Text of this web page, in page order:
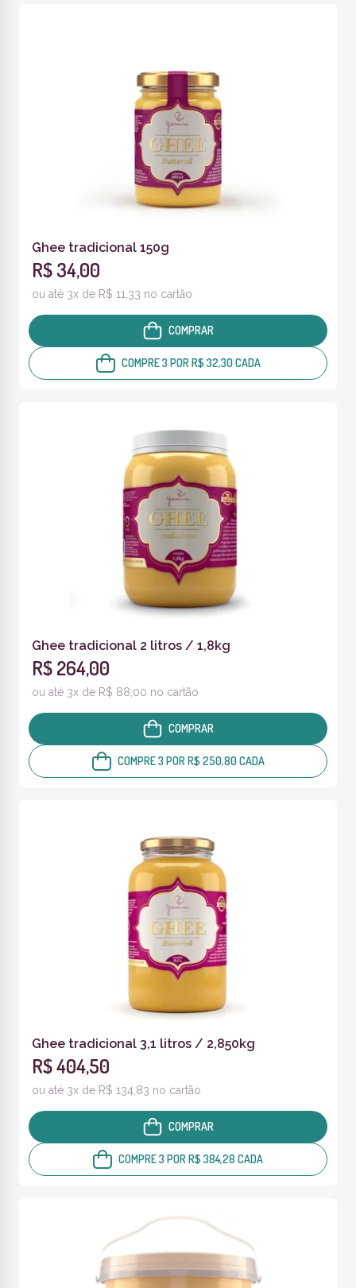
Ghee tradicional 150g
R$ 34,00
ou até 3x de R$ 11,33 no cartão
COMPRAR
COMPRE 3 POR R$ 32,30 CADA
Ghee tradicional 2 litros / 1,8kg
R$ 264,00
ou até 3x de R$ 88,00 no cartão
COMPRAR
COMPRE 3 POR R$ 250,80 CADA
Ghee tradicional 3,1 litros / 2,850kg
R$ 404,50
ou até 3x de R$ 134,83 no cartão
COMPRAR
COMPRE 3 POR R$ 384,28 CADA